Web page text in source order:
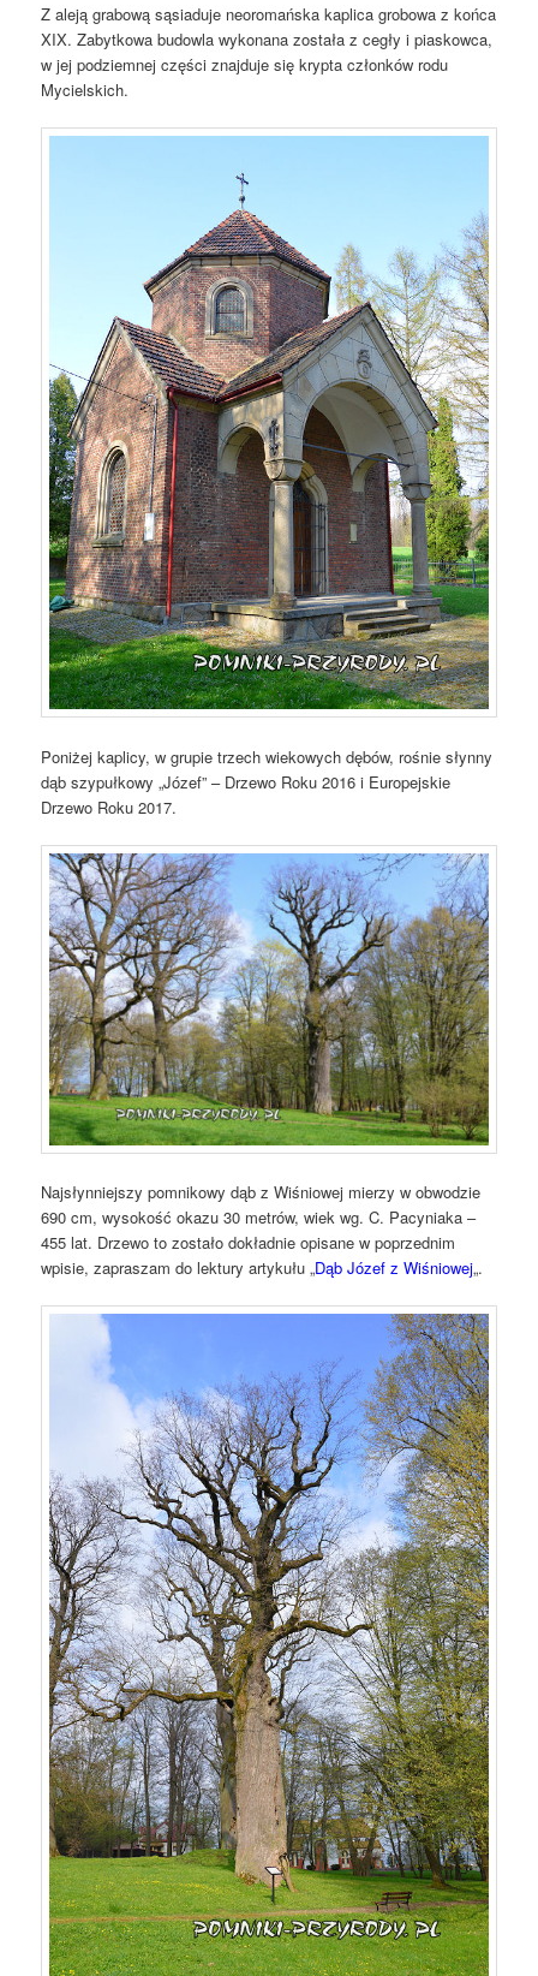
Z aleją grabową sąsiaduje neoromańska kaplica grobowa z końca
XIX. Zabytkowa budowla wykonana została z cegły i piaskowca,
w jej podziemnej części znajduje się krypta członków rodu
Mycielskich.
Poniżej kaplicy, w grupie trzech wiekowych dębów, rośnie słynny
dąb szypułkowy „Józef” – Drzewo Roku 2016 i Europejskie
Drzewo Roku 2017.
Najsłynniejszy pomnikowy dąb z Wiśniowej mierzy w obwodzie
690 cm, wysokość okazu 30 metrów, wiek wg. C. Pacyniaka –
455 lat. Drzewo to zostało dokładnie opisane w poprzednim
wpisie, zapraszam do lektury artykułu „Dąb Józef z Wiśniowej„.